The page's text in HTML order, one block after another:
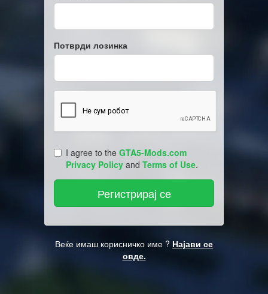
Потврди лозинка
I agree to the GTA5-Mods.com
Privacy Policy and Terms of Use.
Веќе имаш корисничко име ? Најави се
овде.